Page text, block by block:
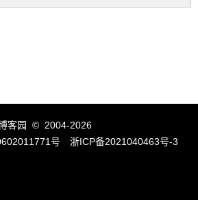
客园
© 2004-2026
号
浙ICP备2021040463号-3